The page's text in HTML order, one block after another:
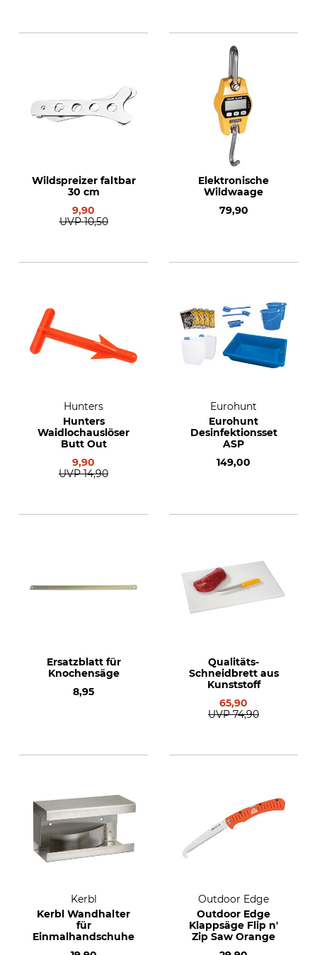
Wildspreizer faltbar
30 cm
9,90
UVP 10,50
Elektronische
Wildwaage
79,90
Hunters
Hunters
Waidlochauslöser
Butt Out
9,90
UVP 14,90
Eurohunt
Eurohunt
Desinfektionsset
ASP
149,00
Ersatzblatt für
Knochensäge
8,95
Qualitäts-
Schneidbrett aus
Kunststoff
65,90
UVP 74,90
Kerbl
Kerbl Wandhalter
für
Einmalhandschuhe
Outdoor Edge
Outdoor Edge
Klappsäge Flip n'
Zip Saw Orange